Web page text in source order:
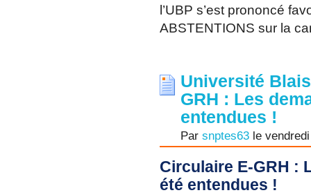
l’UBP s’est prononcé
ABSTENTIONS sur la
Université
GRH : Les
entendues !
Par snptes63 le
Circulaire E-GRH :
été entendues !